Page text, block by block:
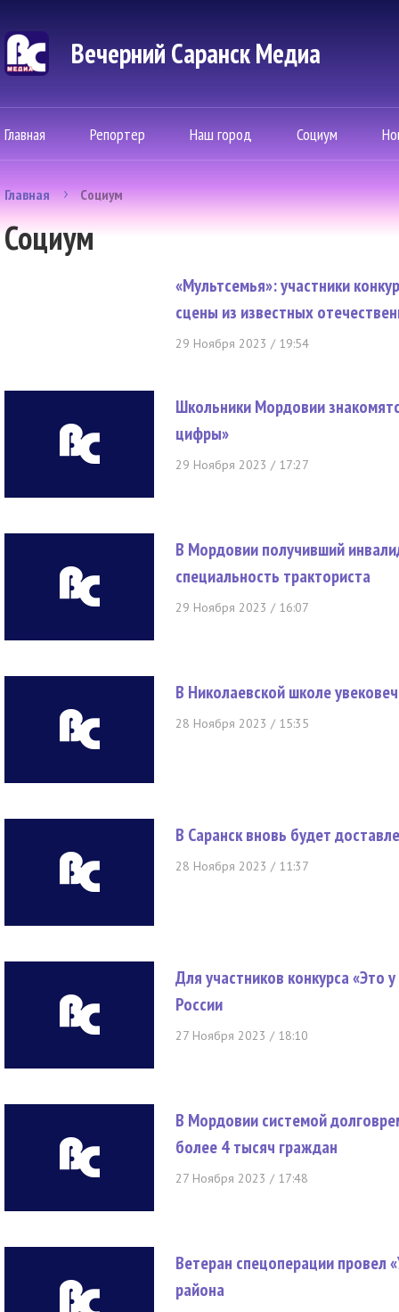
Вечерний Саранск Mедиа
Главная Репортер Наш город Социум
Главная Социум
Социум
«Мультсемья»: участники
сцены из известных
29 Ноября 2023 / 19:54
Школьники Мордовии
цифры»
29 Ноября 2023 / 17:27
В Мордовии получивший
специальность тракториста
29 Ноября 2023 / 16:07
В Николаевской школе
28 Ноября 2023 / 15:35
В Саранск вновь будет
28 Ноября 2023 / 11:37
Для участников конкурса «Это
России
27 Ноября 2023 / 18:10
В Мордовии системой
более 4 тысяч граждан
27 Ноября 2023 / 17:48
Ветеран спецоперации провел
района